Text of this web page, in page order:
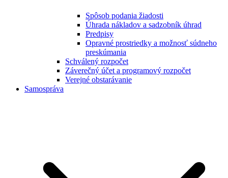
Spôsob podania žiadosti
Úhrada nákladov a sadzobník úhrad
Predpisy
Opravné prostriedky a možnosť súdneho
preskúmania
Schválený rozpočet
Záverečný účet a programový rozpočet
Verejné obstarávanie
Samospráva